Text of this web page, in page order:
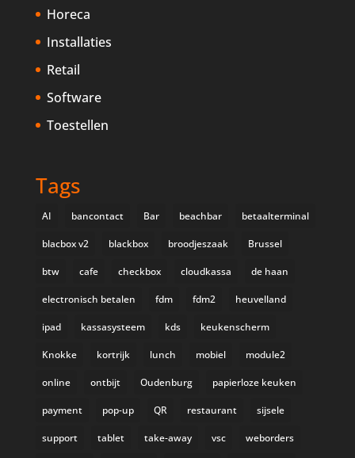
Horeca
Installaties
Retail
Software
Toestellen
Tags
AI bancontact Bar beachbar betaalterminal
blacbox v2 blackbox broodjeszaak Brussel
btw cafe checkbox cloudkassa de haan
electronisch betalen fdm fdm2 heuvelland
ipad kassasysteem kds keukenscherm
Knokke kortrijk lunch mobiel module2
online ontbijt Oudenburg papierloze keuken
payment pop-up QR restaurant sijsele
support tablet take-away vsc weborders